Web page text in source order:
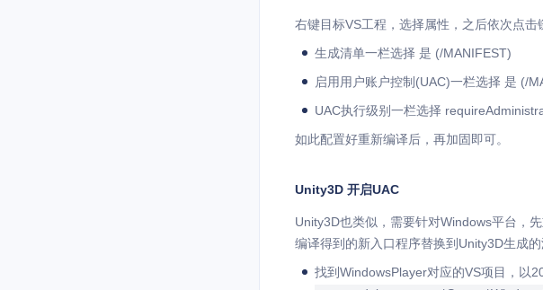
右键目标VS工程，选择属性，之后依次点击
生成清单一栏选择 是 (/MANIFEST)
启用用户账户控制(UAC)一栏选择 是 (/
UAC执行级别一栏选择
如此配置好重新编译后，再加固即可。
Unity3D 开启UAC
Unity3D也类似，需要针对Windows平台，
编译得到的新入口程序替换到Unity3D生成
找到WindowsPlayer对应的VS项目，以